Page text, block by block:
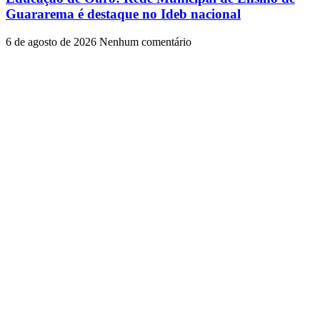
Guararema é destaque no Ideb nacional
6 de agosto de 2026 Nenhum comentário